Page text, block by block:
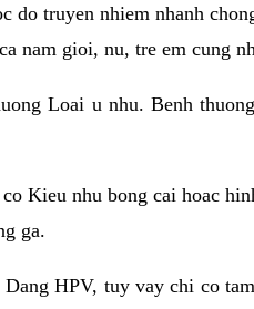
truyen nhiem nhanh
nam gioi, nu, tre em cung
Loai u nhu. Benh
Kieu nhu bong cai hoac
ga.
HPV, tuy vay chi co